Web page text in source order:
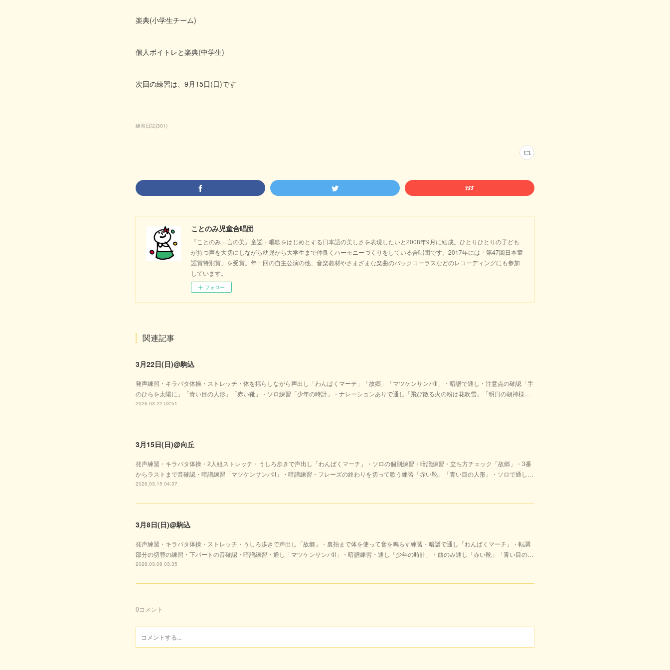
楽典(小学生チーム)
個人ボイトレと楽典(中学生)
次回の練習は、9月15日(日)です
練習日誌(301)
ことのみ児童合唱団
『ことのみ＝言の美』童謡・唱歌をはじめとする日本語の美しさを表現したいと2008年9月に結成。ひとりひとりの子ども
が持つ声を大切にしながら幼児から大学生まで仲良くハーモニーづくりをしている合唱団です。2017年には「第47回日本童
謡賞特別賞」を受賞。年一回の自主公演の他、音楽教材やさまざまな楽曲のバックコーラスなどのレコーディングにも参加
しています。
フォロー
関連記事
3月22日(日)@駒込
発声練習・キラパタ体操・ストレッチ・体を揺らしながら声出し「わんぱくマーチ」「故郷」「マツケンサンバⅡ」・暗譜で通し・注意点の確認「手
のひらを太陽に」「青い目の人形」「赤い靴」・ソロ練習「少年の時計」・ナレーションありで通し「飛び散る火の粉は花吹雪」「明日の朝神様…
2026.03.22 03:51
3月15日(日)@向丘
発声練習・キラパタ体操・2人組ストレッチ・うしろ歩きで声出し「わんぱくマーチ」・ソロの個別練習・暗譜練習・立ち方チェック「故郷」・3番
からラストまで音確認・暗譜練習「マツケンサンバⅡ」・暗譜練習・フレーズの終わりを切って歌う練習「赤い靴」「青い目の人形」・ソロで通し…
2026.03.15 04:37
3月8日(日)@駒込
発声練習・キラパタ体操・ストレッチ・うしろ歩きで声出し「故郷」・裏拍まで体を使って音を鳴らす練習・暗譜で通し「わんぱくマーチ」・転調
部分の切替の練習・下パートの音確認・暗譜練習・通し「マツケンサンバⅡ」・暗譜練習・通し「少年の時計」・曲のみ通し「赤い靴」「青い目の…
2026.03.08 03:35
0コメント